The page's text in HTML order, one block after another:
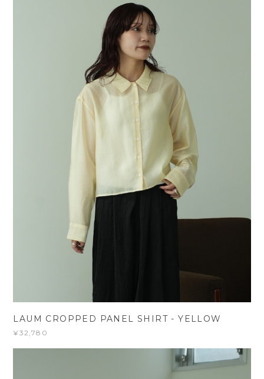
LAUM CROPPED PANEL SHIRT - YELLOW
¥32,780